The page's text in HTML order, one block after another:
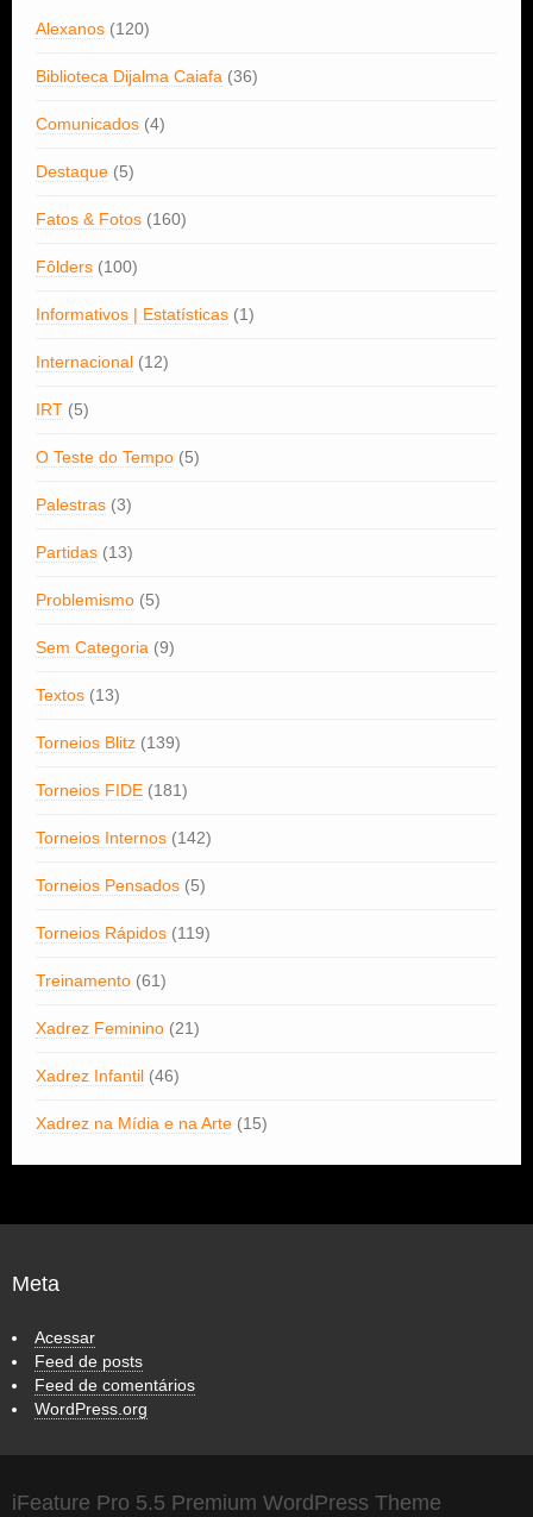
Alexanos (120)
Biblioteca Dijalma Caiafa (36)
Comunicados (4)
Destaque (5)
Fatos & Fotos (160)
Fôlders (100)
Informativos | Estatísticas (1)
Internacional (12)
IRT (5)
O Teste do Tempo (5)
Palestras (3)
Partidas (13)
Problemismo (5)
Sem Categoria (9)
Textos (13)
Torneios Blitz (139)
Torneios FIDE (181)
Torneios Internos (142)
Torneios Pensados (5)
Torneios Rápidos (119)
Treinamento (61)
Xadrez Feminino (21)
Xadrez Infantil (46)
Xadrez na Mídia e na Arte (15)
Meta
Acessar
Feed de posts
Feed de comentários
WordPress.org
iFeature Pro 5.5 Premium WordPress Theme